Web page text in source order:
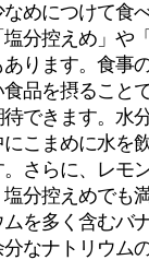
めにつけて食
分控えめ」や
ります。食事
品を摂ること
できます。水
こまめに水を
さらに、レモ
分控えめでも
を多く含むバ
なナトリウム